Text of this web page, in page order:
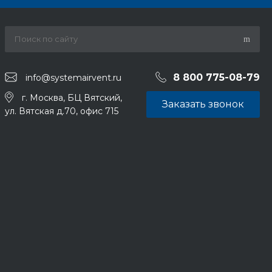
info@systemairvent.ru 8 800 775-08-79
г. Москва, БЦ Вятский,
ул. Вятская д.70, офис 715
Заказать звонок